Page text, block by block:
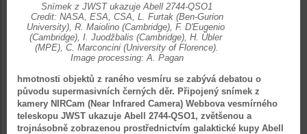
Snímek z JWST ukazuje Abell 2744-QSO1
Credit: NASA, ESA, CSA, L. Furtak (Ben-Gurion
University), R. Maiolino (Cambridge), F. D'Eugenio
(Cambridge), I. Juodžbalis (Cambridge), H. Übler
(MPE), C. Marconcini (University of Florence).
Image processing: A. Pagan
hmotnosti objektů z raného vesmíru se zabývá debatou o
původu supermasivních černých děr. Připojený snímek z
kamery NIRCam (Near Infrared Camera) Webbova vesmírného
teleskopu JWST ukazuje Abell 2744-QSO1, zvětšenou a
trojnásobně zobrazenou prostřednictvím galaktické kupy Abell